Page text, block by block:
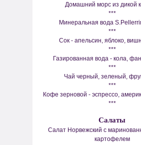
Домашний морс из дикой
***
Минеральная вода
***
Сок - апельсин, яблоко,
***
Газированная вода - кола,
***
Чай черный, зеленый,
***
Кофе зерновой - эспрессо,
***
Салат Норвежский с
картофелем
Салаты